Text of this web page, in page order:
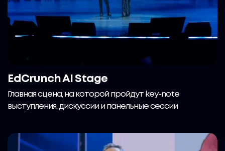
EdCrunch AI Stage
Главная сцена, на которой пройдут key-note
выступления, дискуссии и панельные сессии